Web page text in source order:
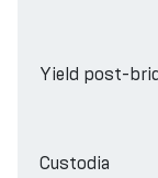
Yield post-
Custodia